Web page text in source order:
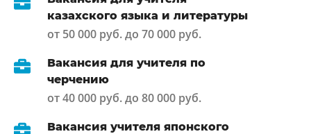
казахского языка и литературы
от 50 000 руб. до 70 000 руб.
Вакансия для учителя по
черчению
от 40 000 руб. до 80 000 руб.
Вакансия учителя японского